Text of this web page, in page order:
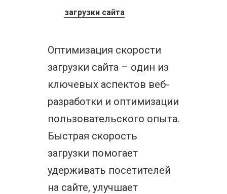
загрузки сайта
Оптимизация скорости
загрузки сайта – один из
ключевых аспектов веб-
разработки и оптимизации
пользовательского опыта.
Быстрая скорость
загрузки помогает
удерживать посетителей
на сайте, улучшает